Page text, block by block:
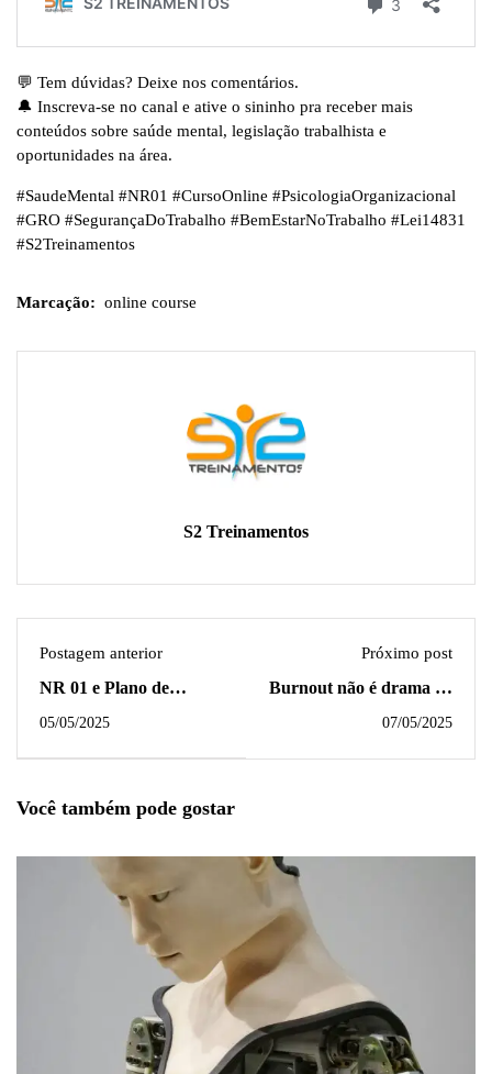
💬 Tem dúvidas? Deixe nos comentários.
🔔 Inscreva-se no canal e ative o sininho pra receber mais
conteúdos sobre saúde mental, legislação trabalhista e
oportunidades na área.
#SaudeMental #NR01 #CursoOnline #PsicologiaOrganizacional
#GRO #SegurançaDoTrabalho #BemEstarNoTrabalho #Lei14831
#S2Treinamentos
Marcação: online course
S2 Treinamentos
Postagem anterior
NR 01 e Plano de
05/05/2025
Próximo post
Burnout não é drama —
de trabalho
07/05/2025
Você também pode gostar